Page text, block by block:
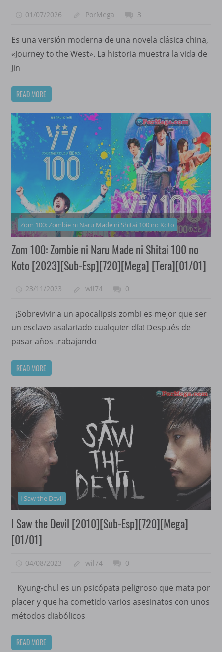
01/07/2026 PorMega 3
Es una versión moderna de una novela clásica china,
«Journey to the West». La historia muestra la vida de
Jin
READ MORE
Zom 100: Zombie ni Naru Made ni Shitai 100 no Koto
Zom 100: Zombie ni Naru Made ni Shitai 100 no
Koto [2023][Sub-Esp][720][Mega] [Tera][01/01]
23/11/2023 wil74 0
¡Sobrevivir a un apocalipsis zombi es mejor que ser
un esclavo asalariado cualquier día! Después de
pasar años trabajando
READ MORE
I Saw the Devil
I Saw the Devil [2010][Sub-Esp][720][Mega]
[01/01]
04/08/2023 wil74 0
Kyung-chul es un psicópata peligroso que mata por
placer y que ha cometido varios asesinatos con unos
métodos diabólicos
READ MORE